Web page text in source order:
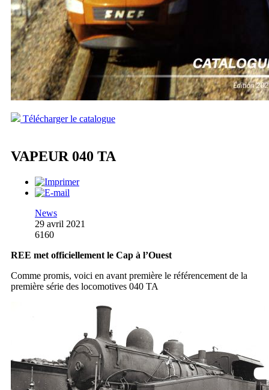
Télécharger le catalogue
VAPEUR 040 TA
News
29 avril 2021
6160
REE met officiellement le Cap à l’Ouest
Comme promis, voici en avant première le référencement de la
première série des locomotives 040 TA